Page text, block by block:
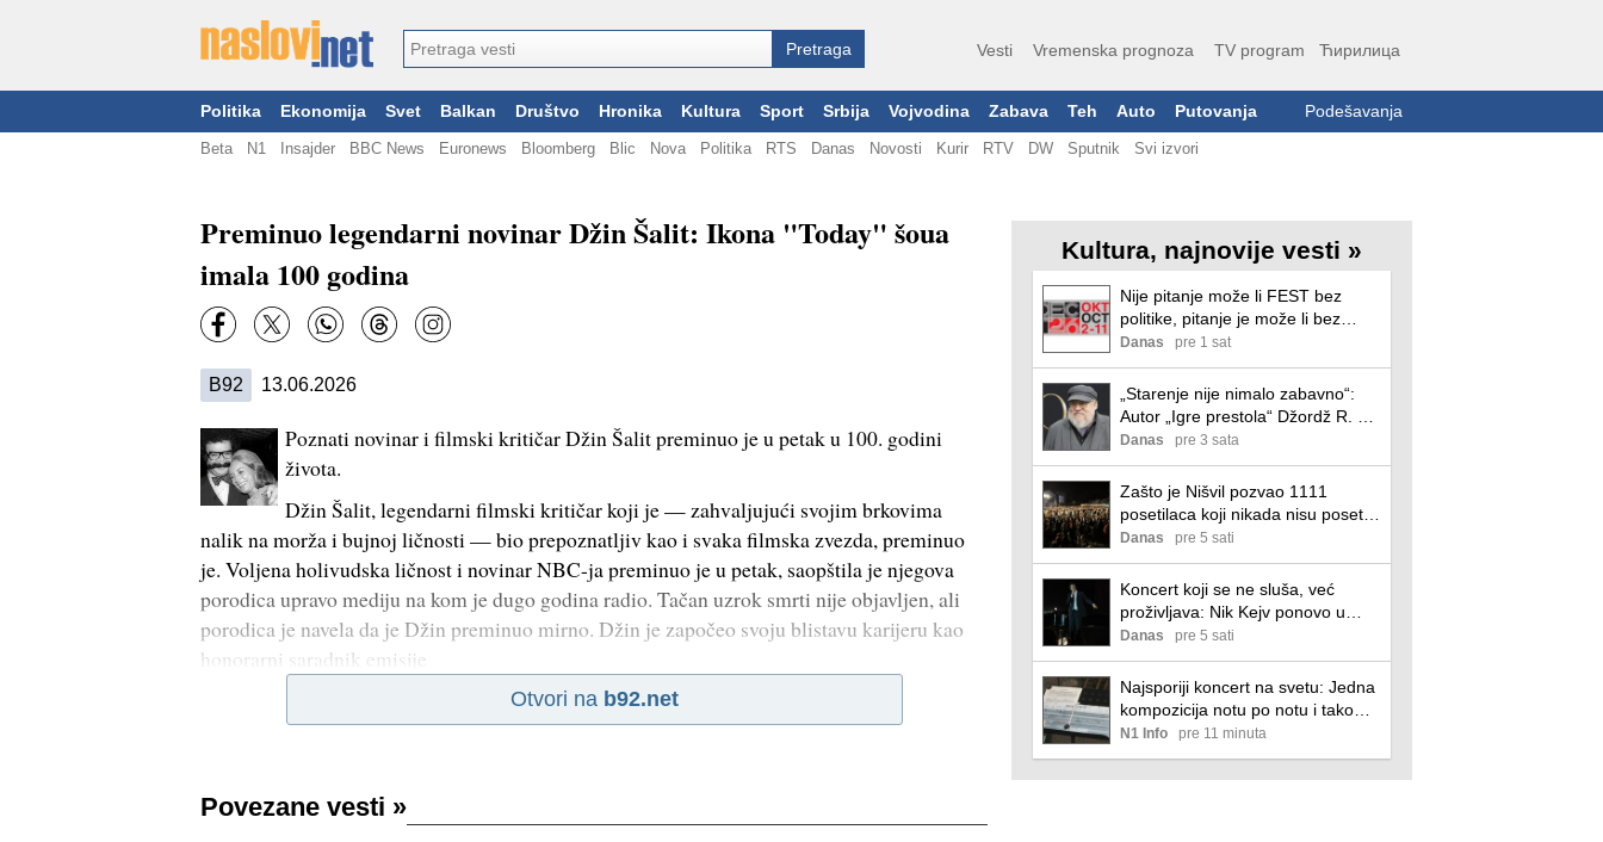
Vesti Vremenska prognoza TV program Ћирилица
Politika Ekonomija Svet Balkan Društvo Hronika Kultura Sport Srbija Vojvodina Zabava Teh Auto Putovanja Podešavanja
Beta N1 Insajder BBC News Euronews Bloomberg Blic Nova Politika RTS Danas Novosti Kurir RTV DW Sputnik Svi izvori
Preminuo legendarni novinar Džin Šalit: Ikona "Today" šoua
imala 100 godina
B92 13.06.2026
Poznati novinar i filmski kritičar Džin Šalit preminuo je u petak u 100. godini
života.
Džin Šalit, legendarni filmski kritičar koji je — zahvaljujući svojim brkovima
nalik na morža i bujnoj ličnosti — bio prepoznatljiv kao i svaka filmska zvezda, preminuo
je. Voljena holivudska ličnost i novinar NBC-ja preminuo je u petak, saopštila je njegova
porodica upravo mediju na kom je dugo godina radio. Tačan uzrok smrti nije objavljen, ali
porodica je navela da je Džin preminuo mirno. Džin je započeo svoju blistavu karijeru kao
honorarni saradnik emisije
Otvori na b92.net
Povezane vesti »
Kultura, najnovije vesti »
Nije pitanje može li FEST bez
politike, pitanje je može li bez
slobode
Danas pre 1 sat
„Starenje nije nimalo zabavno“:
Autor „Igre prestola“ Džordž R. R.
Martin progovorio o depresiji
usred novih odlaganja knjige
Danas pre 3 sata
Zašto je Nišvil pozvao 1111
posetilaca koji nikada nisu posetili
festival da kupe komplet karata?
Danas pre 5 sati
Koncert koji se ne sluša, već
proživljava: Nik Kejv ponovo u
Beogradu
Danas pre 5 sati
Najsporiji koncert na svetu: Jedna
kompozicija notu po notu i tako
sve do 2640. godine
N1 Info pre 11 minuta